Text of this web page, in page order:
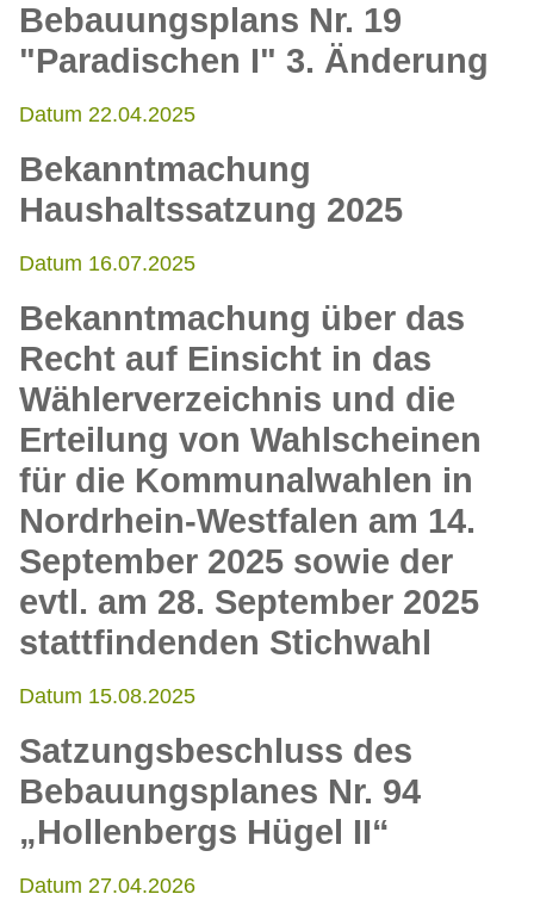
Bebauungsplans Nr. 19
"Paradischen I" 3. Änderung
Datum 22.04.2025
Bekanntmachung
Haushaltssatzung 2025
Datum 16.07.2025
Bekanntmachung über das
Recht auf Einsicht in das
Wählerverzeichnis und die
Erteilung von Wahlscheinen
für die Kommunalwahlen in
Nordrhein-Westfalen am 14.
September 2025 sowie der
evtl. am 28. September 2025
stattfindenden Stichwahl
Datum 15.08.2025
Satzungsbeschluss des
Bebauungsplanes Nr. 94
„Hollenbergs Hügel II“
Datum 27.04.2026